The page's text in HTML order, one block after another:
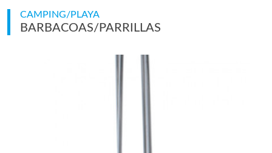
CAMPING/PLAYA
BARBACOAS/PARRILLAS